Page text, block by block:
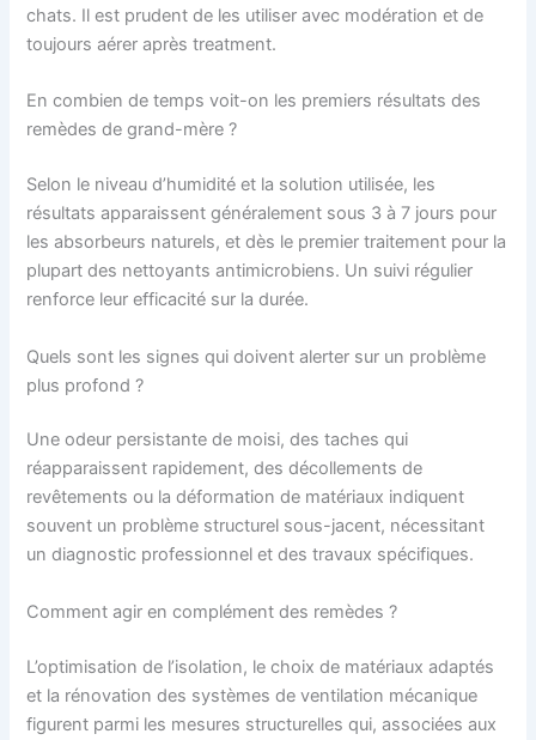
chats. Il est prudent de les utiliser avec modération et de
toujours aérer après treatment.
En combien de temps voit-on les premiers résultats des
remèdes de grand-mère ?
Selon le niveau d’humidité et la solution utilisée, les
résultats apparaissent généralement sous 3 à 7 jours pour
les absorbeurs naturels, et dès le premier traitement pour la
plupart des nettoyants antimicrobiens. Un suivi régulier
renforce leur efficacité sur la durée.
Quels sont les signes qui doivent alerter sur un problème
plus profond ?
Une odeur persistante de moisi, des taches qui
réapparaissent rapidement, des décollements de
revêtements ou la déformation de matériaux indiquent
souvent un problème structurel sous-jacent, nécessitant
un diagnostic professionnel et des travaux spécifiques.
Comment agir en complément des remèdes ?
L’optimisation de l’isolation, le choix de matériaux adaptés
et la rénovation des systèmes de ventilation mécanique
figurent parmi les mesures structurelles qui, associées aux